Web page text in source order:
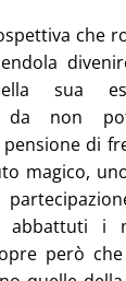
che
sua
da non
di
magico,
abbattuti i
però